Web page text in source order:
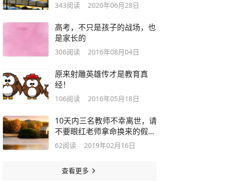
343阅读 2020年06月28日
高考，不只是孩子的战场，也
是家长的
306阅读 2016年08月04日
原来射雕英雄传才是教育真
经！
106阅读 2016年05月18日
10天内三名教师不幸离世，请
不要眼红老师拿命换来的假
期！
62阅读 2019年02月16日
查看更多